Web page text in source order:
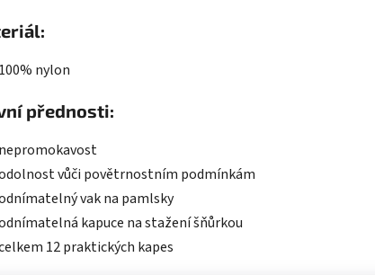
100% nylon
přednosti:
nepromokavost
vůči povětrnostním podmínkám
vak na pamlsky
kapuce na stažení šňůrkou
12 praktických kapes